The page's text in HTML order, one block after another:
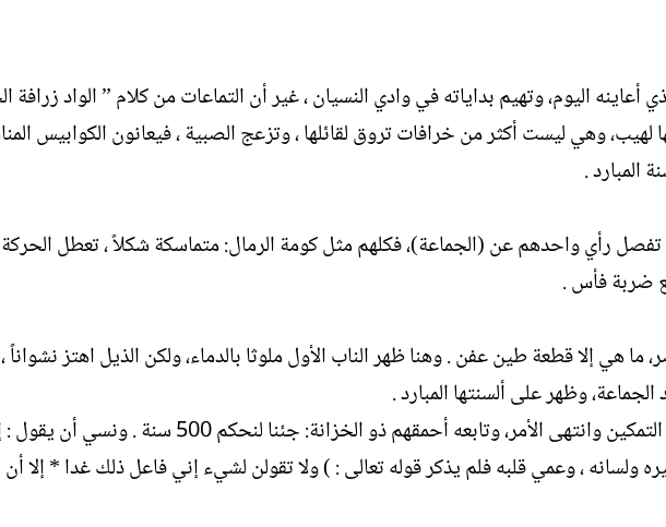
اليوم، وتهيم بداياته في وادي النسيان ، غير أن التماعات من كلام ” الواد زرافة
لهيب، وهي ليست أكثر من خرافات تروق لقائلها ، وتزعج الصبية ، فيعانون الكوابيس
المبارد .
رأي واحدهم عن (الجماعة)، فكلهم مثل كومة الرمال: متماسكة شكلاً ، تعطل الحركة
ضربة فأس .
هي إلا قطعة طين عفن . وهنا ظهر الناب الأول ملوثا بالدماء، ولكن الذيل اهتز نشواناً
وظهر على ألسنتها المبارد .
وقال أحمقهم ذو العمامة : لقد تم التمكين وانتهى الأمر، وتابعه أحمقهم ذو الخزانة: جئنا
ولسانه ، وعمي قلبه فلم يذكر قوله تعالى : ) ولا تقولن لشيء إني فاعل ذلك غدا * إلا